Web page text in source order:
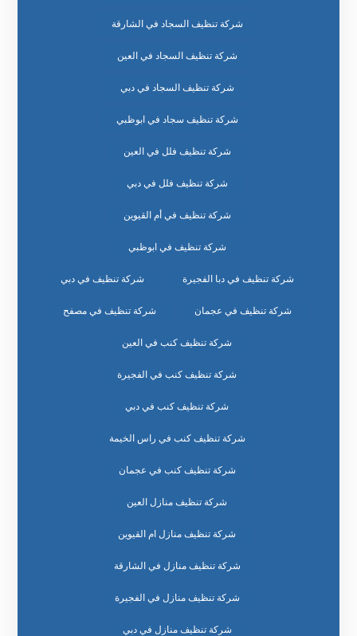
شركة تنظيف السجاد في الشارقة
شركة تنظيف السجاد في العين
شركة تنظيف السجاد في دبي
شركة تنظيف سجاد في ابوظبي
شركة تنظيف فلل في العين
شركة تنظيف فلل في دبي
شركة تنظيف في أم القيوين
شركة تنظيف في ابوظبي
شركة تنظيف في دبا الفجيرة شركة تنظيف في دبي
شركة تنظيف في عجمان شركة تنظيف في مصفح
شركة تنظيف كنب في العين
شركة تنظيف كنب في الفجيرة
شركة تنظيف كنب في دبي
شركة تنظيف كنب في راس الخيمة
شركة تنظيف كنب في عجمان
شركة تنظيف منازل العين
شركة تنظيف منازل ام القيوين
شركة تنظيف منازل في الشارقة
شركة تنظيف منازل في الفجيرة
شركة تنظيف منازل في دبي